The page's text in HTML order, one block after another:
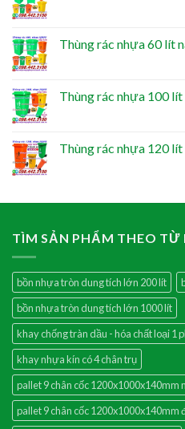
Thùng rác nhựa 60 lít
Thùng rác nhựa 100
Thùng rác nhựa 120
TÌM SẢN PHẨM THEO TỪ
bồn nhựa tròn dung tích lớn 200 lít
bồn nhựa tròn dung tích lớn 1000 lít
khay chống tràn dầu - hóa chất loại 1
khay nhựa kín có 4 chân trụ
pallet 9 chân cốc 1200x1000x140mm
pallet 9 chân cốc 1200x1000x140mm